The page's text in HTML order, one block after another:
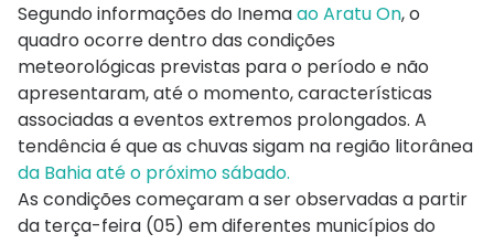
Segundo informações do Inemaao Aratu On, o
quadro ocorre dentro das condições
meteorológicas previstas para o período e não
apresentaram, até o momento, características
associadas a eventos extremos prolongados. A
tendência é que as chuvas sigam na região litorânea
da Bahia até o próximo sábado.
As condições começaram a ser observadas a partir
da terça-feira (05) em diferentes municípios do